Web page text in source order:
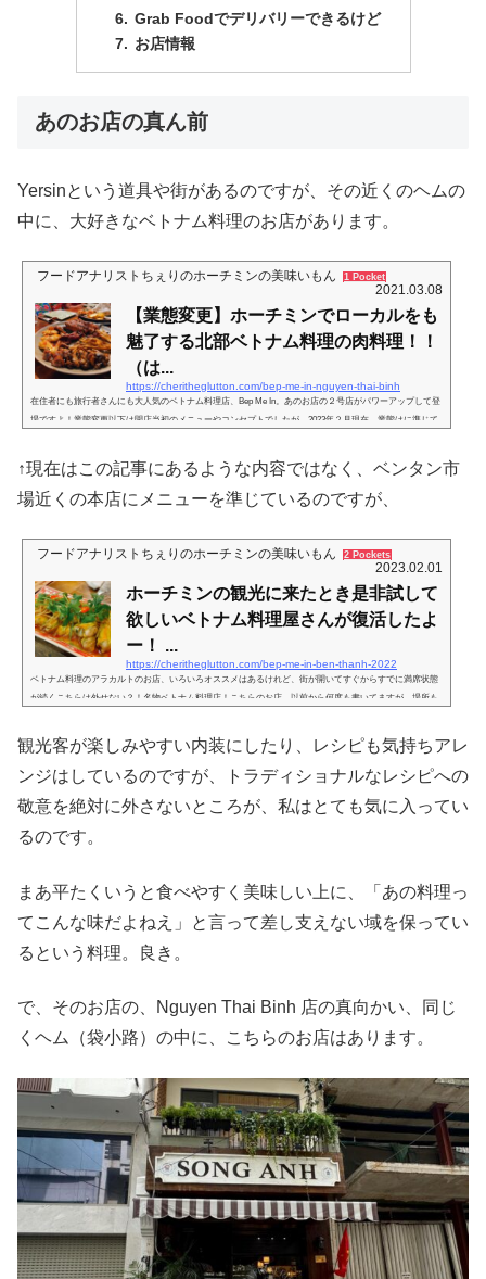
Grab Foodでデリバリーできるけど
お店情報
あのお店の真ん前
Yersinという道具や街があるのですが、その近くのヘムの
中に、大好きなベトナム料理のお店があります。
フードアナリストちぇりのホーチミンの美味いもん 1 Pocket
2021.03.08
【業態変更】ホーチミンでローカルをも
魅了する北部ベトナム料理の肉料理！！
（は...
https://cheritheglutton.com/bep-me-in-nguyen-thai-binh
在住者にも旅行者さんにも大人気のベトナム料理店、Bep Me In。あのお店の２号店がパワーアップして登
場ですよ！業態変更以下は開店当初のメニューやコンセプトでしたが、2023年２月現在、業態はに準じて
い、唯一無二のレシピで激オススメしていたこちらのお店、新装開店オープンしました！！お料理の内容
も、店名もそれに合わせて...
↑現在はこの記事にあるような内容ではなく、ベンタン市
場近くの本店にメニューを準じているのですが、
フードアナリストちぇりのホーチミンの美味いもん 2 Pockets
2023.02.01
ホーチミンの観光に来たとき是非試して
欲しいベトナム料理屋さんが復活したよ
ー！ ...
https://cheritheglutton.com/bep-me-in-ben-thanh-2022
ベトナム料理のアラカルトのお店、いろいろオススメはあるけれど、街が開いてすぐからすでに満席状態
が続くこちらは外せない？！名物ベトナム料理店！こちらのお店、以前から何度も書いてますが…場所も
よねー」と思われがちかもしれませんが…そこがホーチミンのすごいとこで、確かに観光客用のひどいお
店もあるんですが、よその都市より、例えばガイドブックを基準にしたときには外れ比率が圧倒的に少な
いし（全く個人的いな主観によ...
観光客が楽しみやすい内装にしたり、レシピも気持ちアレ
ンジはしているのですが、トラディショナルなレシピへの
敬意を絶対に外さないところが、私はとても気に入ってい
るのです。
まあ平たくいうと食べやすく美味しい上に、「あの料理っ
てこんな味だよねえ」と言って差し支えない域を保ってい
るという料理。良き。
で、そのお店の、Nguyen Thai Binh 店の真向かい、同じ
くヘム（袋小路）の中に、こちらのお店はあります。